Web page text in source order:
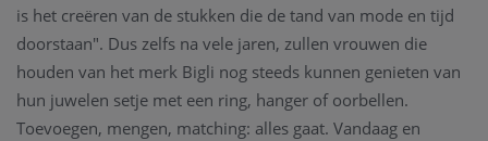
is het creëren van de stukken die de tand van mode en tijd
doorstaan". Dus zelfs na vele jaren, zullen vrouwen die
houden van het merk Bigli nog steeds kunnen genieten van
hun juwelen setje met een ring, hanger of oorbellen.
Toevoegen, mengen, matching: alles gaat. Vandaag en